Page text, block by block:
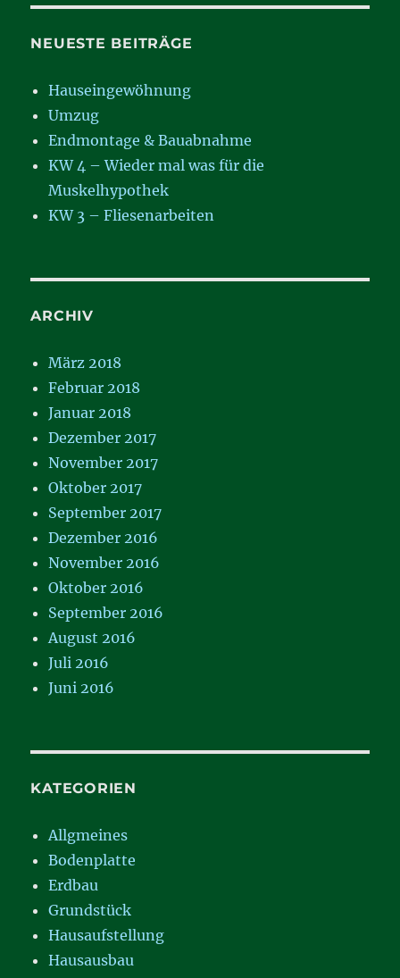
NEUESTE BEITRÄGE
Hauseingewöhnung
Umzug
Endmontage & Bauabnahme
KW 4 – Wieder mal was für die
Muskelhypothek
KW 3 – Fliesenarbeiten
ARCHIV
März 2018
Februar 2018
Januar 2018
Dezember 2017
November 2017
Oktober 2017
September 2017
Dezember 2016
November 2016
Oktober 2016
September 2016
August 2016
Juli 2016
Juni 2016
KATEGORIEN
Allgmeines
Bodenplatte
Erdbau
Grundstück
Hausaufstellung
Hausausbau